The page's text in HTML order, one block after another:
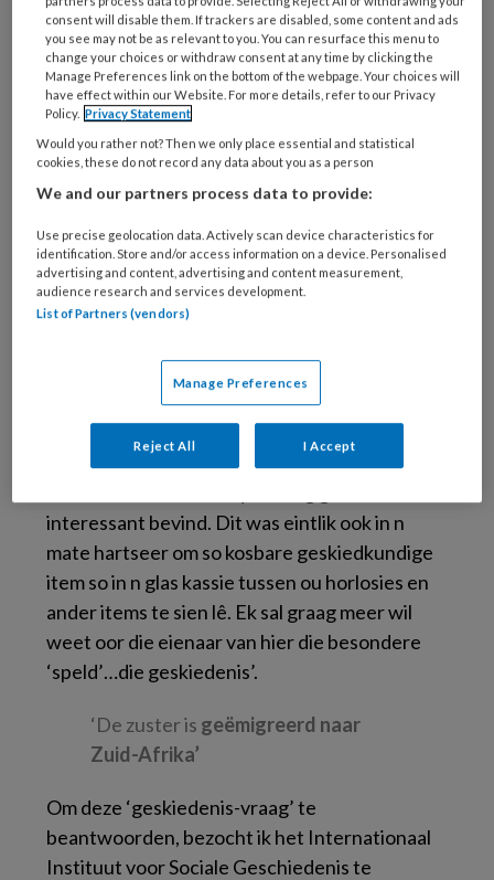
Antiekzaakje
Daarnaast kreeg de SHVB in 2022 meermalen
boeken aangeboden én twee keer foto’s van
een zilveren verpleegstersinsigne van vóór
1921. Op de achterkant van de foto’s staat een
nummer vermeld, plus de tekst ‘Eigendom van
de Nederlandsche Bond voor
Ziekenverpleging’. Foto één en twee kwamen
van een Zuid-Afrikaanse vrouw die in een
mijn verzoek om uitleg het volgende
antwoordde: ‘Ek het die ‘verpleegters speld’
by so’n winkeltjie gekry in Pretoria. Ek het maar
15 Suid Afrikaanse rand (82 eurocent, red.)
interessant bevind. Dit was eintlik ook in n
mate hartseer om so kosbare geskiedkundige
item so in n glas kassie tussen ou horlosies en
ander items te sien lê. Ek sal graag meer wil
weet oor die eienaar van hier die besondere
‘speld’…die geskiedenis’.
‘De zuster is geëmigreerd naar
Zuid-Afrika’
Om deze ‘geskiedenis-vraag’ te
beantwoorden, bezocht ik het Internationaal
Instituut voor Sociale Geschiedenis te
consent will disable them. If trackers are disabled, some content and ads
you see may not be as relevant to you. You can resurface this menu to
change your choices or withdraw consent at any time by clicking the
Manage Preferences link on the bottom of the webpage. Your choices will
have effect within our Website. For more details, refer to our Privacy
Policy. Privacy Statement
Would you rather not? Then we only place essential and statistical
cookies, these do not record any data about you as a person
We and our partners process data to provide:
Use precise geolocation data. Actively scan device characteristics for
identification. Store and/or access information on a device. Personalised
advertising and content, advertising and content measurement,
audience research and services development.
List of Partners (vendors)
Manage Preferences
Reject All I Accept